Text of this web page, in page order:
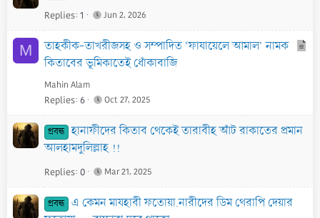
Replies 1 Jun 2, 2026
M
c
তাহকীক-তাখরীজসহ ও সম্পাদিত ‘ফাযায়েলে আমাল’ নামক
কিতাবের ভূমিকাতেই ধোঁকাবাজি
Mahin Alam
Replies 6 Oct 27, 2025
প্রবন্ধ হানাফীদের কিতাব থেকেই তারাবীহ আঁট রাকাতের প্রমান
আলহামদুলিল্লাহ !!
Replies 0 Mar 21, 2025
প্রবন্ধ এ কেমন মাযহাবী ফতোয়া.নারীদের ডিম থেরাপি দেয়ার